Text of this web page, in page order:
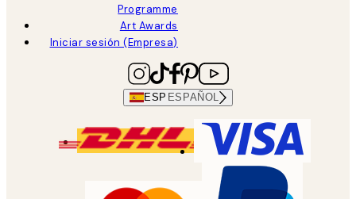
Programme
Art Awards
Iniciar sesión (Empresa)
ESP ESPAÑOL